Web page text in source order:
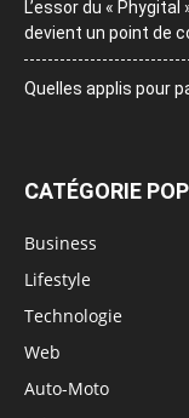
L’essor du «
devient un point de
Quelles applis pour
CATÉGORIE
Business
Lifestyle
Technologie
Web
Auto-Moto